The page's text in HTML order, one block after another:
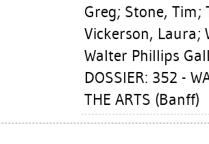
Greg; Stone, Tim;
Vickerson, Laura;
Walter Phillips
DOSSIER: 352 -
THE ARTS (Banff)